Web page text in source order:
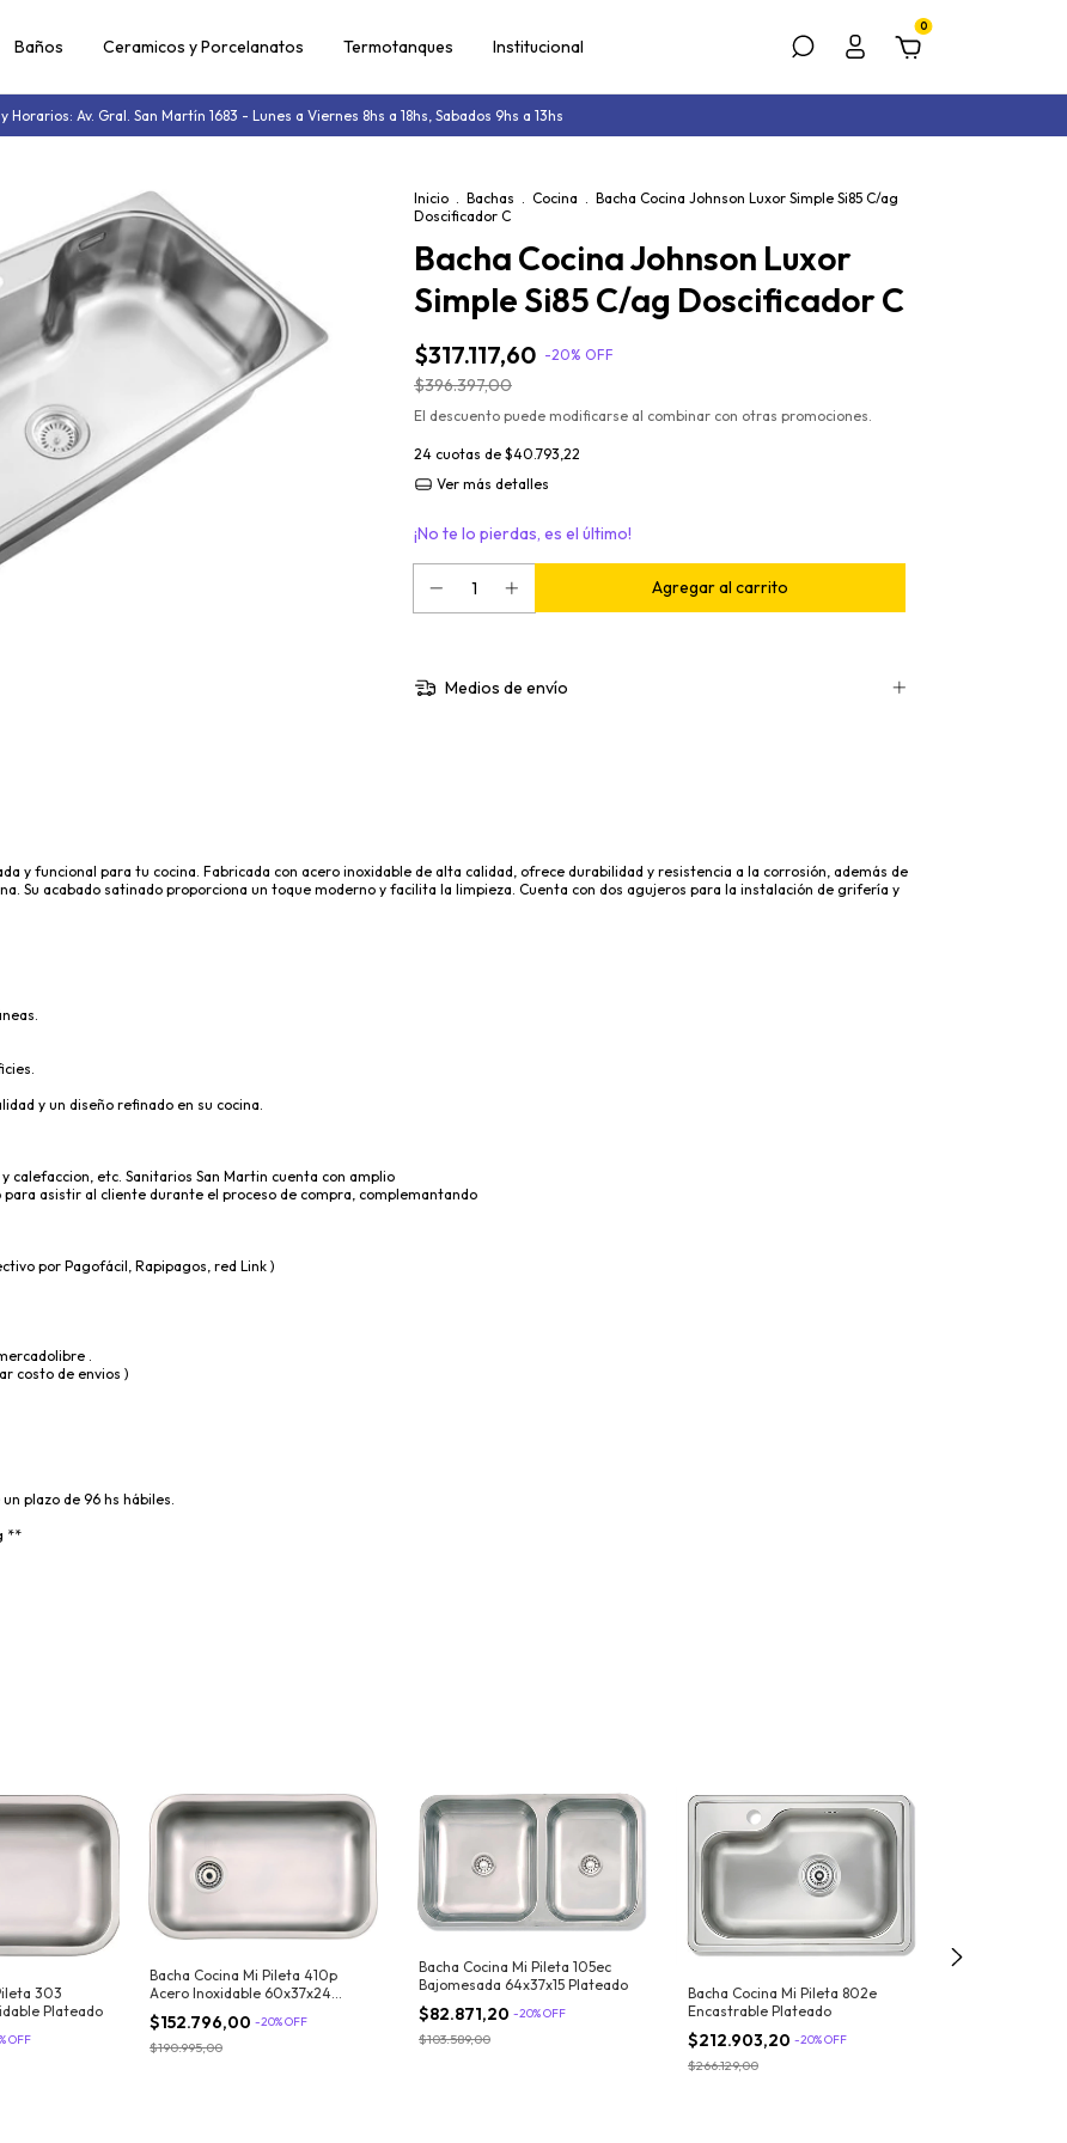
Baños Ceramicos y Porcelanatos Termotanques Institucional
0
Horarios: Av. Gral. San Martín 1683 - Lunes a Viernes 8hs a 18hs, Sabados 9hs a 13hs
Inicio . Bachas . Cocina . Bacha Cocina Johnson Luxor Simple Si85 C/ag
Doscificador C
Bacha Cocina Johnson Luxor
Simple Si85 C/ag Doscificador C
$317.117,60 -20% OFF
$396.397,00
El descuento puede modificarse al combinar con otras promociones.
24 cuotas de $40.793,22
Ver más detalles
¡No te lo pierdas, es el último!
Medios de envío
y funcional para tu cocina. Fabricada con acero inoxidable de alta calidad, ofrece durabilidad y resistencia a la corrosión, además de
Su acabado satinado proporciona un toque moderno y facilita la limpieza. Cuenta con dos agujeros para la instalación de grifería y
y un diseño refinado en su cocina.
calefaccion, etc. Sanitarios San Martin cuenta con amplio
asistir al cliente durante el proceso de compra, complemantando
por Pagofácil, Rapipagos, red Link )
.
costo de envios )
plazo de 96 hs hábiles.
**
303
Plateado
%OFF
Bacha Cocina Mi Pileta 410p
Acero Inoxidable 60x37x24
Plateado
$152.796,00 -20%OFF
$190.995,00
Bacha Cocina Mi Pileta 105ec
Bajomesada 64x37x15 Plateado
$82.871,20 -20%OFF
$103.589,00
Bacha Cocina Mi Pileta 802e
Encastrable Plateado
$212.903,20 -20%OFF
$266.129,00